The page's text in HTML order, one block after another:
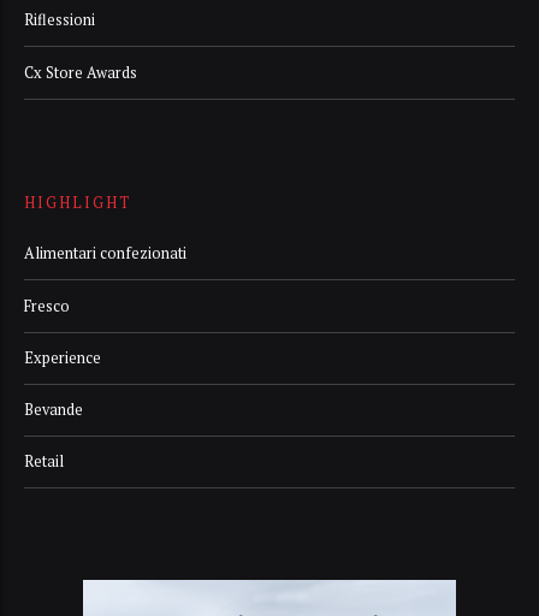
Riflessioni
Cx Store Awards
HIGHLIGHT
Alimentari confezionati
Fresco
Experience
Bevande
Retail